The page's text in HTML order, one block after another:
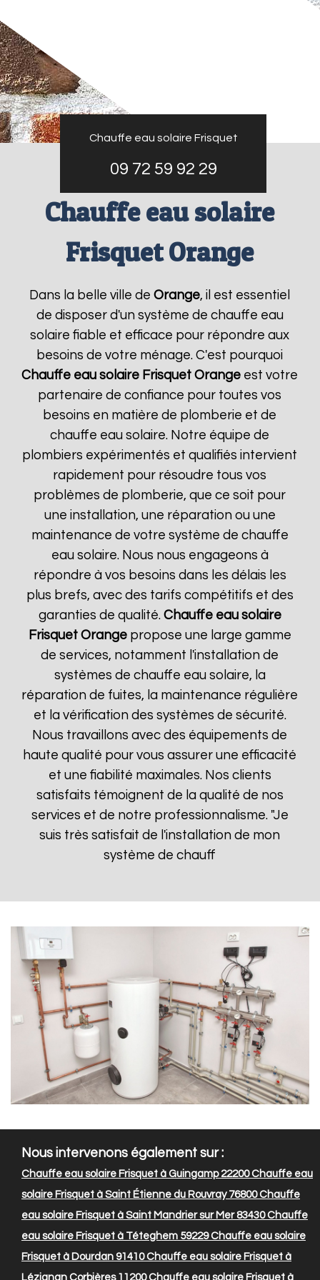
Chauffe eau solaire Frisquet
09 72 59 92 29
Chauffe eau solaire
Frisquet Orange
Dans la belle ville deOrange, il est essentiel
de disposer d'un système de chauffe eau
solaire fiable et efficace pour répondre aux
besoins de votre ménage. C'est pourquoi
Chauffe eau solaire Frisquet Orange est votre
partenaire de confiance pour toutes vos
besoins en matière de plomberie et de
chauffe eau solaire. Notre équipe de
plombiers expérimentés et qualifiés intervient
rapidement pour résoudre tous vos
problèmes de plomberie, que ce soit pour
une installation, une réparation ou une
maintenance de votre système de chauffe
eau solaire. Nous nous engageons à
répondre à vos besoins dans les délais les
plus brefs, avec des tarifs compétitifs et des
garanties de qualité. Chauffe eau solaire
Frisquet Orangepropose une large gamme
de services, notamment l'installation de
systèmes de chauffe eau solaire, la
réparation de fuites, la maintenance régulière
et la vérification des systèmes de sécurité.
Nous travaillons avec des équipements de
haute qualité pour vous assurer une efficacité
et une fiabilité maximales. Nos clients
satisfaits témoignent de la qualité de nos
services et de notre professionnalisme. "Je
suis très satisfait de l'installation de mon
système de chauff
Nous intervenons également sur :
Chauffe eau solaire Frisquet à Guingamp 22200Chauffe eau
solaire Frisquet à Saint Étienne du Rouvray 76800Chauffe
eau solaire Frisquet à Saint Mandrier sur Mer 83430Chauffe
eau solaire Frisquet à Téteghem 59229Chauffe eau solaire
Frisquet à Dourdan 91410Chauffe eau solaire Frisquet à
Lézignan Corbières 11200Chauffe eau solaire Frisquet à